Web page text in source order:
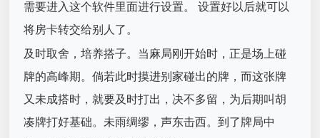
需要进入这个软件里面进行设置。 设置好以后就可以
将房卡转交给别人了。
及时取舍，培养搭子。当麻局刚开始时，正是场上碰
牌的高峰期。倘若此时摸进别家碰出的牌，而这张牌
又未成搭时，就要及时打出，决不多留，为后期叫胡
凑牌打好基础。未雨绸缪，声东击西。到了牌局中